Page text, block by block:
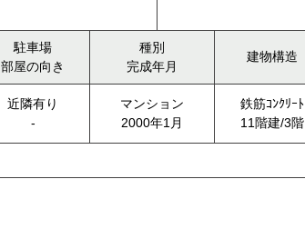
駐車場
部屋の向き
種別
完成年月
建物構造
近隣有り
-
マンション
2000年1月
鉄筋ｺﾝｸﾘｰﾄ
11階建/3階